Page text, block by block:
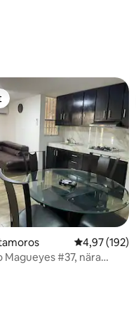
4,97 av 5 i
4,97 (192)
#37, nära